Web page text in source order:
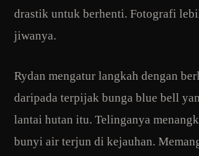
drastik untuk berhenti. Fotografi
jiwanya.
Rydan mengatur langkah dengan
daripada terpijak bunga blue bell
lantai hutan itu. Telinganya
bunyi air terjun di kejauhan.